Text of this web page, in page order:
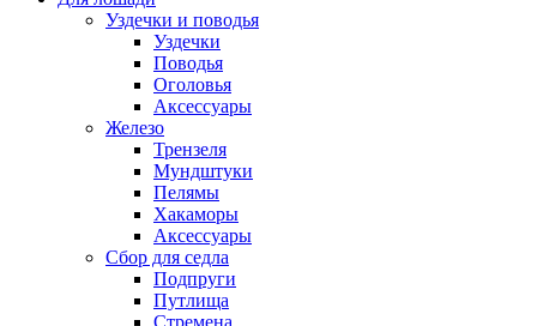
Уздечки и поводья
Уздечки
Поводья
Оголовья
Аксессуары
Железо
Трензеля
Мундштуки
Пелямы
Хакаморы
Аксессуары
Сбор для седла
Подпруги
Путлища
Стремена